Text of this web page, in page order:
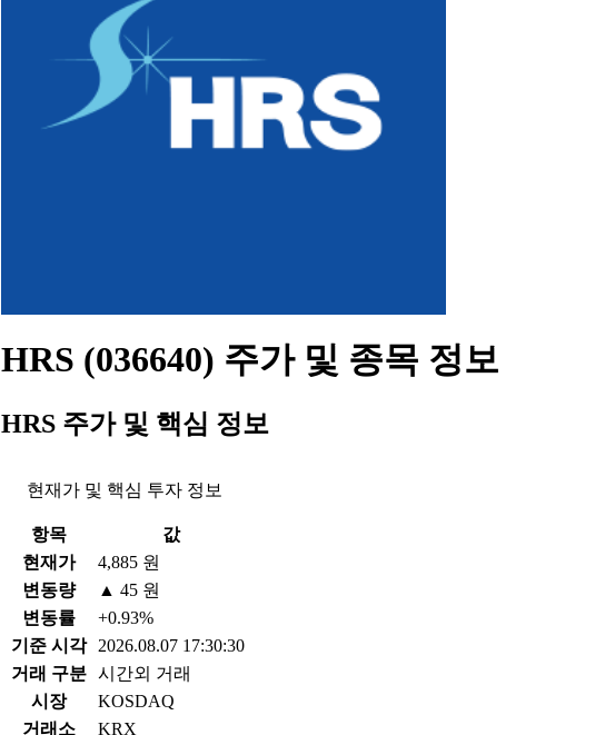
HRS (036640) 주가 및 종목 정보
HRS 주가 및 핵심 정보
현재가 및 핵심 투자 정보
항목
값
현재가
4,885 원
변동량
▲ 45 원
변동률
+0.93%
기준 시각
2026.08.07 17:30:30
거래 구분 시간외 거래
시장
KOSDAQ
거래소
KRX